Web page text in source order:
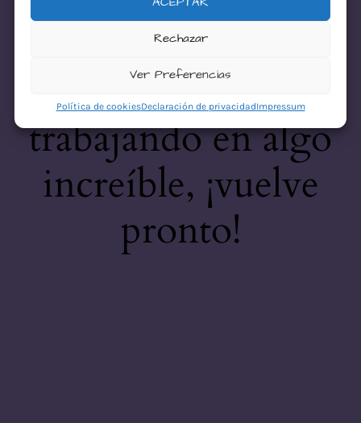
Rechazar
Ver Preferencias
Política de cookiesDeclaración de privacidadImpressum
¡Disculpa este
desastre! Estamos
trabajando en algo
increíble, ¡vuelve
pronto!